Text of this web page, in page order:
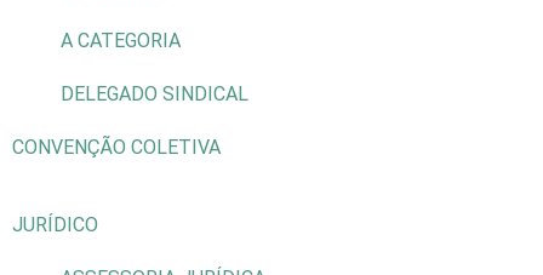
A CATEGORIA
DELEGADO SINDICAL
CONVENÇÃO COLETIVA
JURÍDICO